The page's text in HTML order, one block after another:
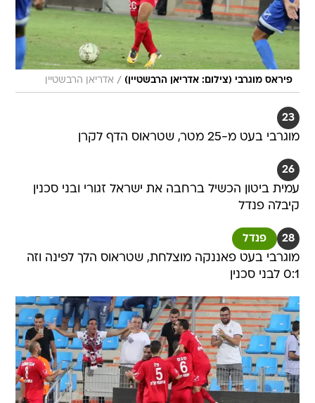
פיראס מוגרבי (צילום: אדריאן הרבשטיין) / אדריאן הרבשטיין
23
מוגרבי בעט מ-25 מטר, שטראוס הדף לקרן
26
עמית ביטון הכשיל ברחבה את ישראל זגורי ובני סכנין
קיבלה פנדל
28 פנדל
מוגרבי בעט פאננקה מוצלחת, שטראוס הלך לפינה וזה
0:1 לבני סכנין